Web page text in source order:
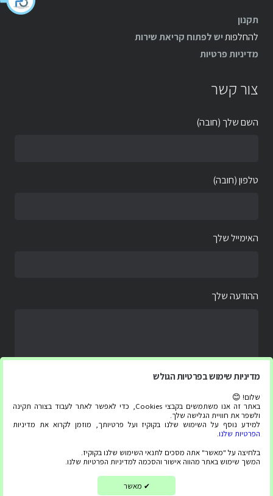
תקנון
להחלפותיש לפתוח קריאת שירות
מדיניות פרטיות
צור קשר
השם שלך (חובה)
טלפון (חובה)
האימייל שלך
ההודעה שלך
כל הזכויות שמורות ל “צג עליתה” 2020-2025 ©
Built byWebeffect
מדיניות שימוש בפרטיות הגולש
שלום! 😊
באתר זה אנו משתמשים בקבצי Cookies, כדי לאפשר לאתר לעבוד בצורה תקינה
ולשפר את חוויית הגלישה שלך.
למידע נוסף על השימוש שלנו בקוקיז ועל פרטיותך, מוזמן לקרוא את מדיניות
הפרטיות שלנו.
בלחיצה על "מאשר" אתה מסכים לתנאי השימוש שלנו בקוקיז.
המשך שימוש באתר מהווה אישור והסכמה למדיניות הפרטיות שלנו.
✔ מאשר